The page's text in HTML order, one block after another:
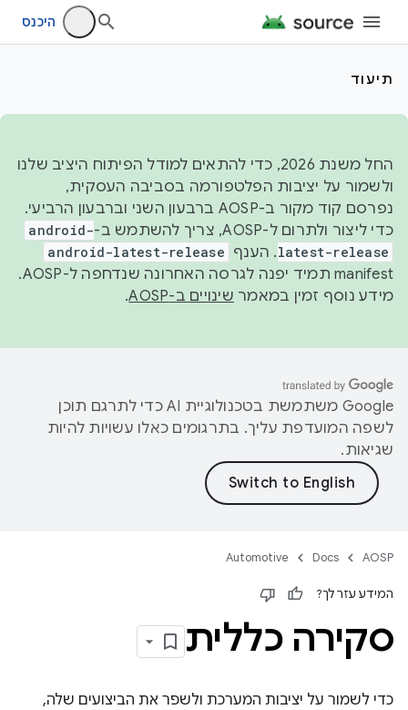
היכנס
תיעוד
החל משנת 2026, כדי להתאים למודל הפיתוח היציב שלנו
ולשמור על יציבות הפלטפורמה בסביבה העסקית,
נפרסם קוד מקור ב-AOSP ברבעון השני וברבעון הרביעי.
כדי ליצור ולתרום ל-AOSP, צריך להשתמש ב-
android-
latest-release. הענף android-latest-release
manifest תמיד יפנה לגרסה האחרונה שנדחפה ל-AOSP.
מידע נוסף זמין במאמר שינויים ב-AOSP .
‫Google משתמשת בטכנולוגיית AI כדי לתרגם תוכן
לשפה המועדפת עליך. בתרגומים כאלו עשויות להיות
שגיאות.
AOSP
Docs
Automotive
המידע עזר לך?
סקירה כללית
כדי לשמור על יציבות המערכת ולשפר את הביצועים שלה,